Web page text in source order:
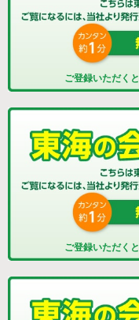
ご登録いただくと
ご登録いただくと